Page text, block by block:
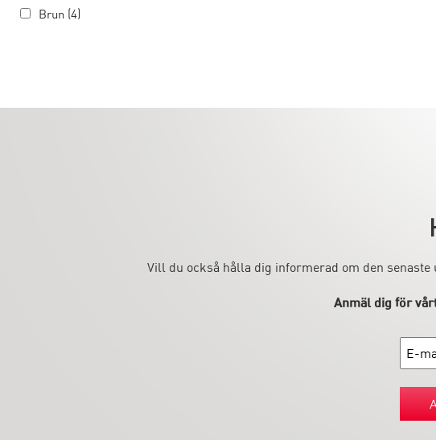
Brun (4)
Vill du också hålla dig informerad om den
Anmäl dig för